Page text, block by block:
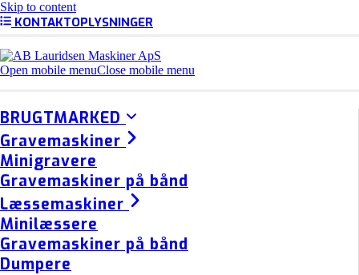
Skip to content
KONTAKTOPLYSNINGER
Open mobile menuClose mobile menu
BRUGTMARKED
Gravemaskiner
Minigravere
Gravemaskiner på bånd
Læssemaskiner
Minilæssere
Gravemaskiner på bånd
Dumpere